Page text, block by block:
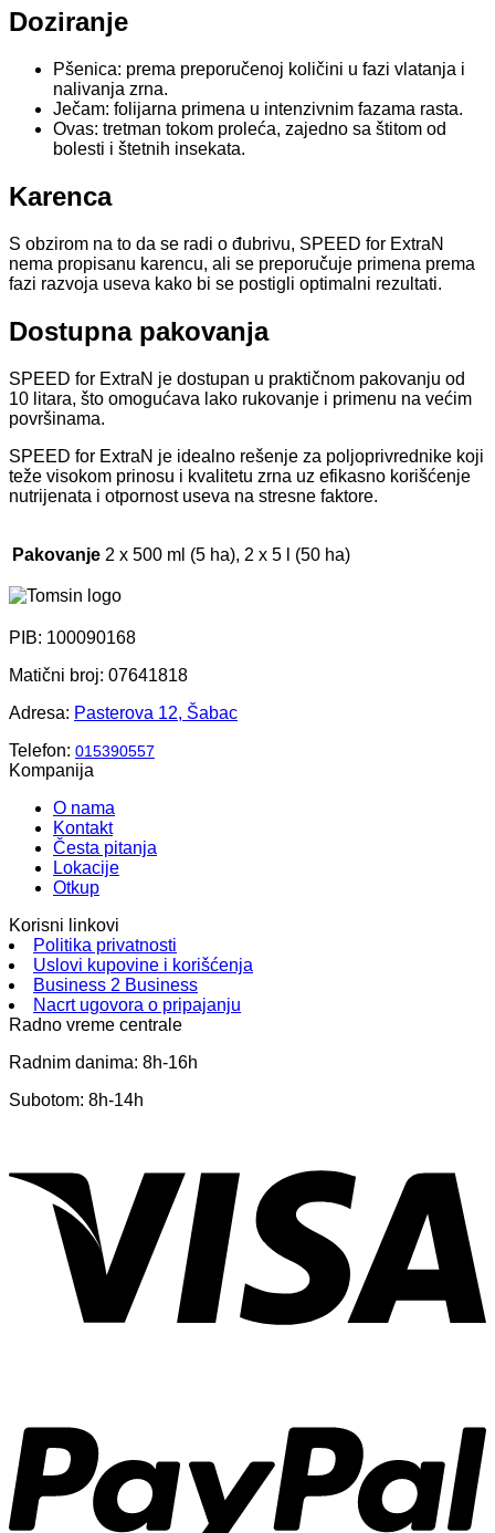
Doziranje
Pšenica: prema preporučenoj količini u fazi vlatanja i
nalivanja zrna.
Ječam: folijarna primena u intenzivnim fazama rasta.
Ovas: tretman tokom proleća, zajedno sa štitom od
bolesti i štetnih insekata.
Karenca
S obzirom na to da se radi o đubrivu, SPEED for ExtraN
nema propisanu karencu, ali se preporučuje primena prema
fazi razvoja useva kako bi se postigli optimalni rezultati.
Dostupna pakovanja
SPEED for ExtraN je dostupan u praktičnom pakovanju od
10 litara, što omogućava lako rukovanje i primenu na većim
površinama.
SPEED for ExtraN je idealno rešenje za poljoprivrednike koji
teže visokom prinosu i kvalitetu zrna uz efikasno korišćenje
nutrijenata i otpornost useva na stresne faktore.
Pakovanje 2 x 500 ml (5 ha), 2 x 5 l (50 ha)
PIB: 100090168
Matični broj: 07641818
Adresa: Pasterova 12, Šabac
Telefon: 015390557
Kompanija
O nama
Kontakt
Česta pitanja
Lokacije
Otkup
Korisni linkovi
Politika privatnosti
Uslovi kupovine i korišćenja
Business 2 Business
Nacrt ugovora o pripajanju
Radno vreme centrale
Radnim danima: 8h-16h
Subotom: 8h-14h